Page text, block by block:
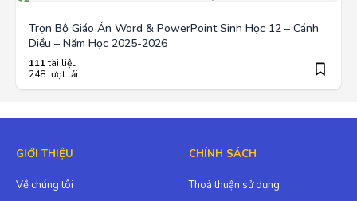
Trọn Bộ Giáo Án Word & PowerPoint Sinh Học 12 – Cánh
Diều – Năm Học 2025-2026
111tài liệu
248 lượt tải
GIỚI THIỆU
Về chúng tôi
CHÍNH SÁCH
Thoả thuận sử dụng